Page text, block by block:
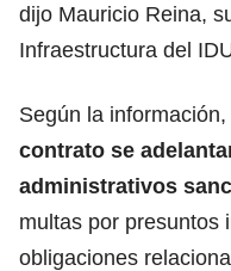
dijo Mauricio Reina,
Infraestructura del
Según la información,
contrato se
administrativos
multas por presuntos
obligaciones